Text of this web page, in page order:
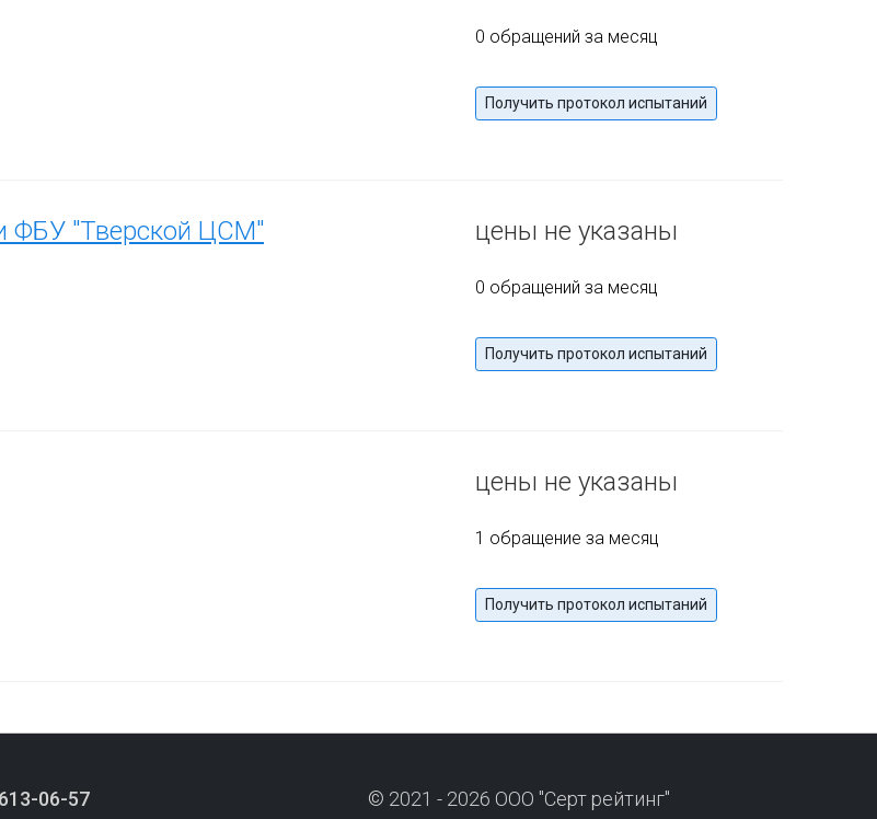
0 обращений за месяц
Получить протокол испытаний
ФБУ "Тверской ЦСМ" цены не указаны
0 обращений за месяц
Получить протокол испытаний
цены не указаны
1 обращение за месяц
Получить протокол испытаний
06-57
© 2021 - 2026 ООО "Серт рейтинг"